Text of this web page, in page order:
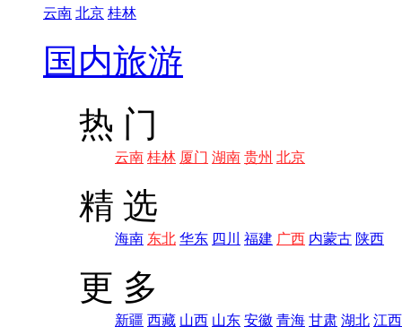
云南 北京 桂林
国内旅游
热 门
云南 桂林 厦门 湖南 贵州 北京
精 选
海南 东北 华东 四川 福建 广西 内蒙古 陕西
更 多
新疆 西藏 山西 山东 安徽 青海 甘肃 湖北 江西